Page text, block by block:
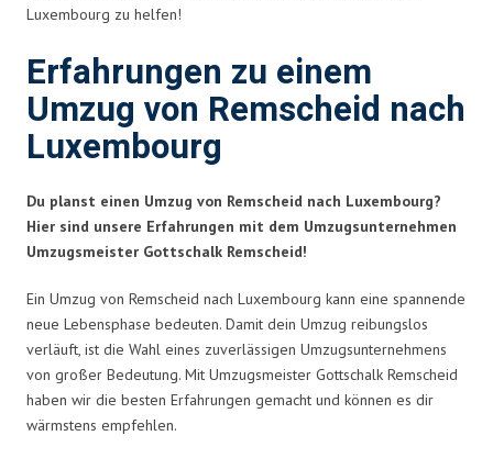
Luxembourg zu helfen!
Erfahrungen zu einem
Umzug von Remscheid nach
Luxembourg
Du planst einen Umzug von Remscheid nach Luxembourg?
Hier sind unsere Erfahrungen mit dem Umzugsunternehmen
Umzugsmeister Gottschalk Remscheid!
Ein Umzug von Remscheid nach Luxembourg kann eine spannende
neue Lebensphase bedeuten. Damit dein Umzug reibungslos
verläuft, ist die Wahl eines zuverlässigen Umzugsunternehmens
von großer Bedeutung. Mit Umzugsmeister Gottschalk Remscheid
haben wir die besten Erfahrungen gemacht und können es dir
wärmstens empfehlen.